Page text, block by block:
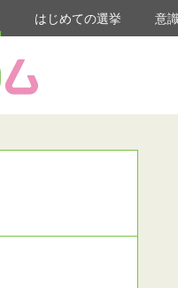
はじめての選挙 意